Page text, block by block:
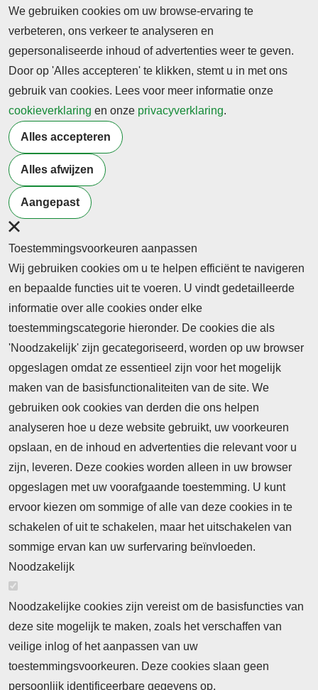
deze manier de kans om leden te werven.
Als het project een succes is, wordt het uitgebreid
naar meer opleidingen in Utrecht en naar andere
steden.
Bron: http://home.knvb.nl/nieuws/zaalvoetbal-
ge%C3%AFntegreerd-in-lessen-mbo/, laatst
bekeken op 22 september 2014
Bron afbeelding: sxc.hu,
wejuncho, Royalty free
Terug naar nieuwsoverzicht
We gebruiken cookies om uw browse-ervaring te
verbeteren, ons verkeer te analyseren en
gepersonaliseerde inhoud of advertenties weer te geven.
Door op 'Alles accepteren' te klikken, stemt u in met ons
gebruik van cookies. Lees voor meer informatie onze
cookieverklaring en onze privacyverklaring.
Alles accepteren
Alles afwijzen
Aangepast
Toestemmingsvoorkeuren aanpassen
Wij gebruiken cookies om u te helpen efficiënt te navigeren
en bepaalde functies uit te voeren. U vindt gedetailleerde
informatie over alle cookies onder elke
toestemmingscategorie hieronder. De cookies die als
'Noodzakelijk' zijn gecategoriseerd, worden op uw browser
opgeslagen omdat ze essentieel zijn voor het mogelijk
maken van de basisfunctionaliteiten van de site. We
gebruiken ook cookies van derden die ons helpen
analyseren hoe u deze website gebruikt, uw voorkeuren
opslaan, en de inhoud en advertenties die relevant voor u
zijn, leveren. Deze cookies worden alleen in uw browser
opgeslagen met uw voorafgaande toestemming. U kunt
ervoor kiezen om sommige of alle van deze cookies in te
schakelen of uit te schakelen, maar het uitschakelen van
sommige ervan kan uw surfervaring beïnvloeden.
Noodzakelijk
Noodzakelijke cookies zijn vereist om de basisfuncties van
deze site mogelijk te maken, zoals het verschaffen van
veilige inlog of het aanpassen van uw
toestemmingsvoorkeuren. Deze cookies slaan geen
persoonlijk identificeerbare gegevens op.
Nieuws
Neem contact op
Algemene Leveringsvoorwaarden
Cookieverklaring
Privacyverklaring
Abonnementinformatie Inlogprocedure